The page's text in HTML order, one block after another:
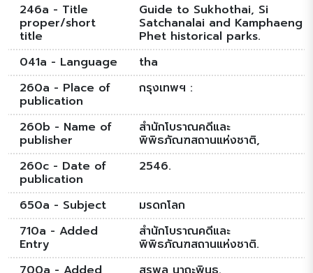
246a - Title
proper/short
title
Guide to Sukhothai, Si
Satchanalai and Kamphaeng
Phet historical parks.
041a - Language
tha
260a - Place of
publication
กรุงเทพฯ :
260b - Name of
publisher
สำนักโบราณคดีและ
พิพิธภัณฑสถานแห่งชาติ,
260c - Date of
publication
2546.
650a - Subject
มรดกโลก
710a - Added
Entry
สำนักโบราณคดีและ
พิพิธภัณฑสถานแห่งชาติ.